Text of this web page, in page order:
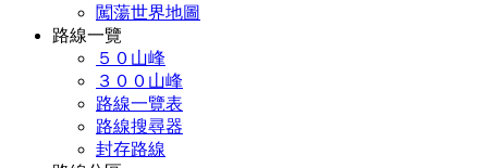
闖蕩世界地圖
路線一覽
５０山峰
３００山峰
路線一覽表
路線搜尋器
封存路線